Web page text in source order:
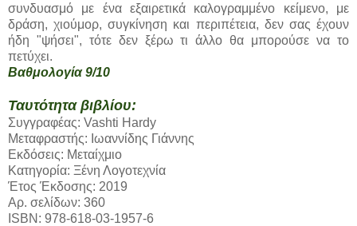
συνδυασμό με ένα εξαιρετικά καλογραμμένο κείμενο, με
δράση, χιούμορ, συγκίνηση και περιπέτεια, δεν σας έχουν
ήδη "ψήσει", τότε δεν ξέρω τι άλλο θα μπορούσε να το
πετύχει.
Βαθμολογία 9/10
Ταυτότητα βιβλίου:
Συγγραφέας: Vashti Hardy
Μεταφραστής: Ιωαννίδης Γιάννης
Εκδόσεις: Μεταίχμιο
Κατηγορία: Ξένη Λογοτεχνία
Έτος Έκδοσης: 2019
Αρ. σελίδων: 360
ISBN: 978-618-03-1957-6